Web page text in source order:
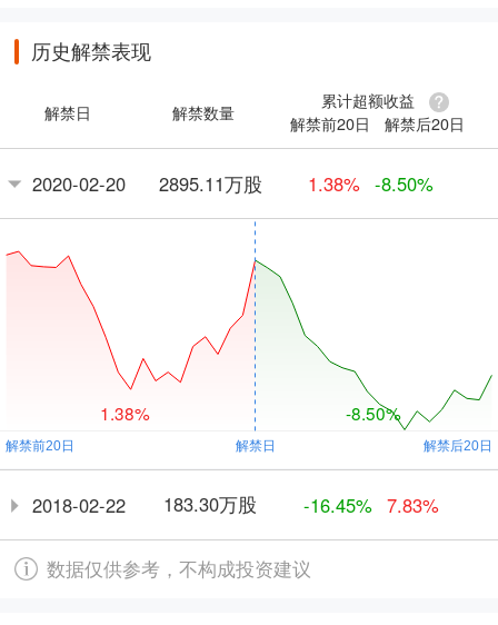
历史解禁表现
解禁日 解禁数量
累计超额收益
解禁前20日
解禁后20日
2020-02-20 2895.11万股 1.38% -8.50%
1.38% -8.50%
2018-02-22 183.30万股 -16.45% 7.83%
数据仅供参考，不构成投资建议